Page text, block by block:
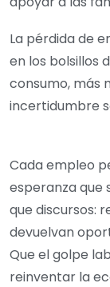
La pérdida de
en los bolsillos
consumo, más
incertidumbre
Cada empleo
esperanza que
que discursos:
devuelvan
Que el golpe
reinventar la